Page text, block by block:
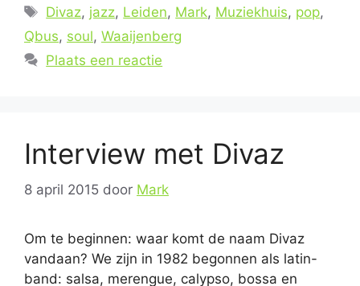
Tags
Divaz, jazz, Leiden, Mark, Muziekhuis, pop,
Qbus, soul, Waaijenberg
Plaats een reactie
Interview met Divaz
8 april 2015 door Mark
Om te beginnen: waar komt de naam Divaz
vandaan? We zijn in 1982 begonnen als latin-
band: salsa, merengue, calypso, bossa en